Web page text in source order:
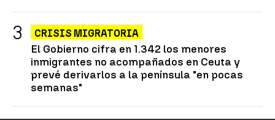
CRISIS MIGRATORIA
El Gobierno cifra en 1.342 los menores
inmigrantes no acompañados en Ceuta y
prevé derivarlos a la península "en pocas
semanas"